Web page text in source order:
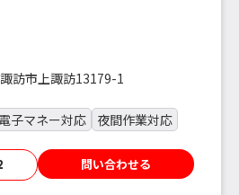
訪市上諏訪13179-1
電子マネー対応 夜間作業対応
問い合わせる